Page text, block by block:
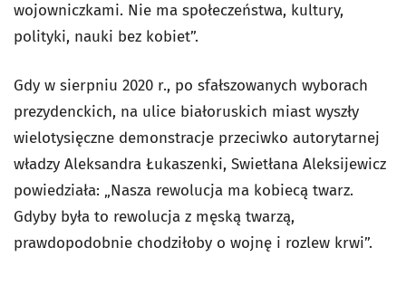
wojowniczkami. Nie ma społeczeństwa, kultury,
polityki, nauki bez kobiet”.
Gdy w sierpniu 2020 r., po sfałszowanych wyborach
prezydenckich, na ulice białoruskich miast wyszły
wielotysięczne demonstracje przeciwko autorytarnej
władzy Aleksandra Łukaszenki, Swietłana Aleksijewicz
powiedziała: „Nasza rewolucja ma kobiecą twarz.
Gdyby była to rewolucja z męską twarzą,
prawdopodobnie chodziłoby o wojnę i rozlew krwi”.